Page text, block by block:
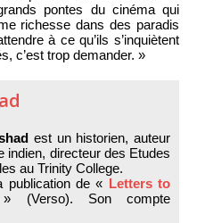
pontes du cinéma qui
richesse dans des paradis
à ce qu’ils s’inquiètent
c’est trop demander. »
est un historien, auteur
indien, directeur des Etudes
au Trinity College.
publication de « Letters to
(Verso). Son compte